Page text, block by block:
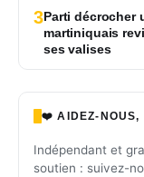
3Parti décrocher
martiniquais
ses valises
❤️ AIDEZ-NOUS,
Indépendant et
soutien : suivez-